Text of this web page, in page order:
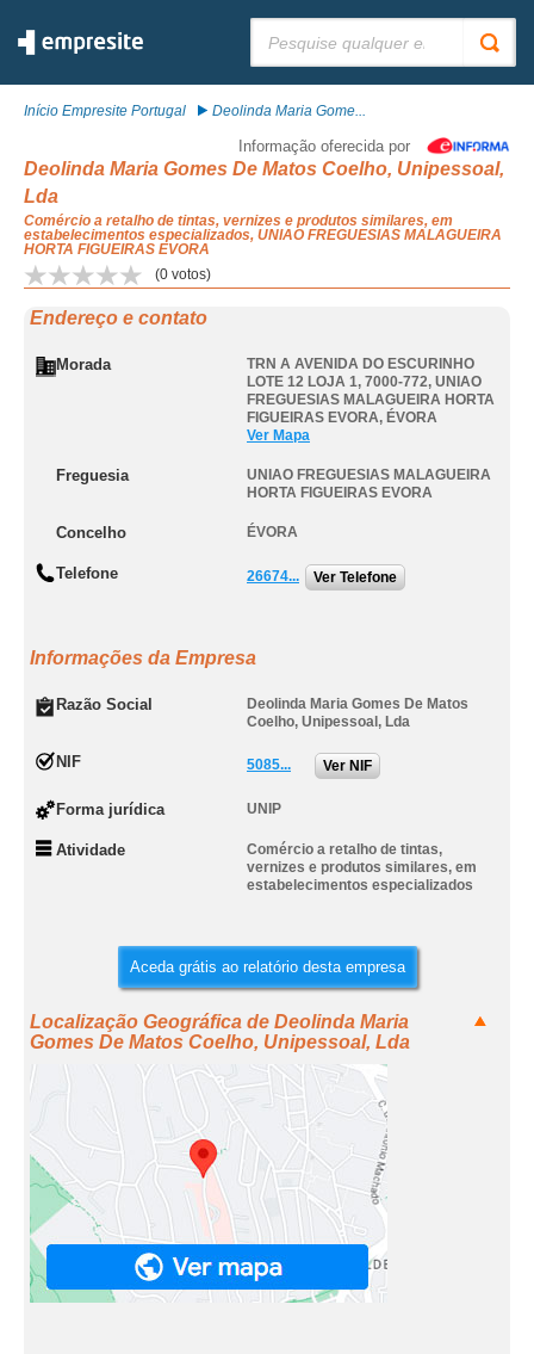
Início Empresite Portugal Deolinda Maria Gome...
Informação oferecida por
Deolinda Maria Gomes De Matos Coelho, Unipessoal,
Lda
Comércio a retalho de tintas, vernizes e produtos similares, em
estabelecimentos especializados, UNIAO FREGUESIAS MALAGUEIRA
HORTA FIGUEIRAS EVORA
(0 votos)
Endereço e contato
Morada
TRN A AVENIDA DO ESCURINHO
LOTE 12 LOJA 1, 7000-772, UNIAO
FREGUESIAS MALAGUEIRA HORTA
FIGUEIRAS EVORA, ÉVORA
Ver Mapa
Freguesia
UNIAO FREGUESIAS MALAGUEIRA
HORTA FIGUEIRAS EVORA
Concelho ÉVORA
Telefone 26674... Ver Telefone
Informações da Empresa
Razão Social
Deolinda Maria Gomes De Matos
Coelho, Unipessoal, Lda
NIF 5085... Ver NIF
Forma jurídica UNIP
Atividade
Comércio a retalho de tintas,
vernizes e produtos similares, em
estabelecimentos especializados
Aceda grátis ao relatório desta empresa
Localização Geográfica de Deolinda Maria
Gomes De Matos Coelho, Unipessoal, Lda